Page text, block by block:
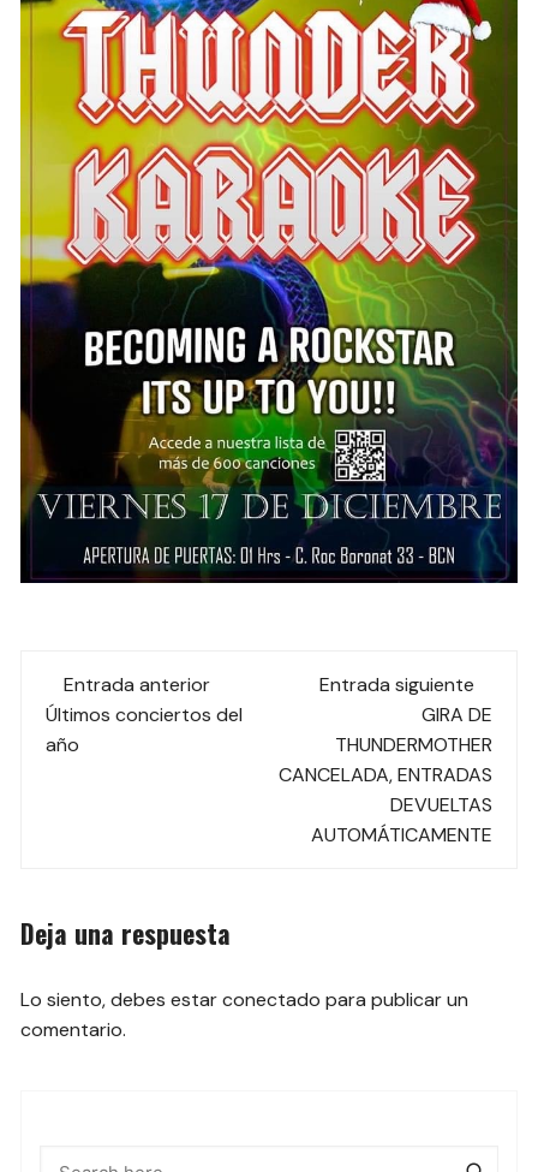
Navegación
de
Entrada anterior
Últimos conciertos del
año
Entrada siguiente
GIRA DE
THUNDERMOTHER
CANCELADA, ENTRADAS
DEVUELTAS
AUTOMÁTICAMENTE
Deja una respuesta
Lo siento, debes estarconectado para publicar un
comentario.